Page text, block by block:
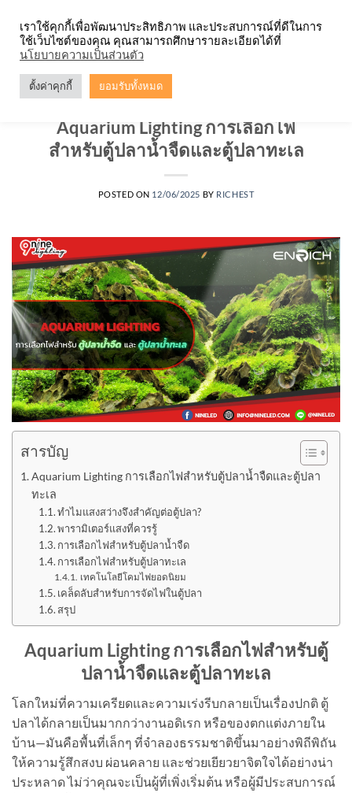
content
Aquarium Lighting การเลือกไฟ
สำหรับตู้ปลาน้ำจืดและตู้ปลาทะเล
POSTED ON 12/06/2025 BY RICHEST
สารบัญ
Aquarium Lighting การเลือกไฟสำหรับตู้ปลาน้ำจืดและตู้ปลา
ทะเล
ทำไมแสงสว่างจึงสำคัญต่อตู้ปลา?
พารามิเตอร์แสงที่ควรรู้
การเลือกไฟสำหรับตู้ปลาน้ำจืด
การเลือกไฟสำหรับตู้ปลาทะเล
เทคโนโลยีโคมไฟยอดนิยม
เคล็ดลับสำหรับการจัดไฟในตู้ปลา
สรุป
Aquarium Lighting การเลือกไฟสำหรับตู้
ปลาน้ำจืดและตู้ปลาทะเล
โลกใหม่ที่ความเครียดและความเร่งรีบกลายเป็นเรื่องปกติ ตู้
ปลาได้กลายเป็นมากกว่างานอดิเรก หรือของตกแต่งภายใน
บ้าน—มันคือพื้นที่เล็กๆ ที่จำลองธรรมชาติขึ้นมาอย่างพิถีพิถัน
ให้ความรู้สึกสงบ ผ่อนคลาย และช่วยเยียวยาจิตใจได้อย่างน่า
ประหลาด ไม่ว่าคุณจะเป็นผู้ที่เพิ่งเริ่มต้น หรือผู้มีประสบการณ์
เราใช้คุกกี้เพื่อพัฒนาประสิทธิภาพ และประสบการณ์ที่ดีในการ
ใช้เว็บไซต์ของคุณ คุณสามารถศึกษารายละเอียดได้ที่
นโยบายความเป็นส่วนตัว
ตั้งค่าคุกกี้ ยอมรับทั้งหมด